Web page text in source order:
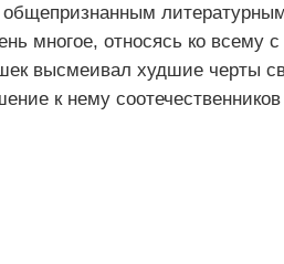
общепризнанным
многое, относясь ко
высмеивал худшие черты
к нему